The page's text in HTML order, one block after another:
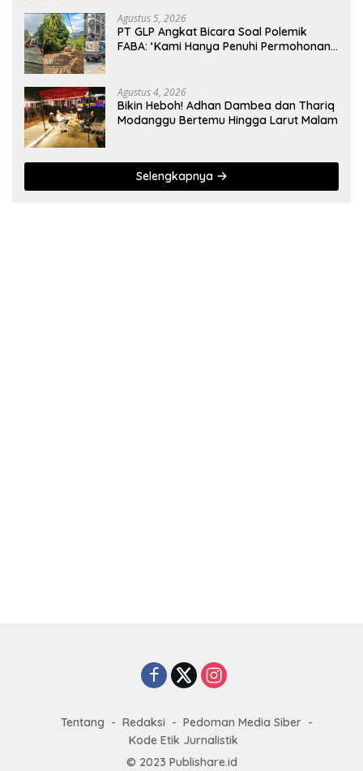
Agustus 5, 2026
PT GLP Angkat Bicara Soal Polemik
FABA: ‘Kami Hanya Penuhi Permohonan
Agustus 4, 2026
Bikin Heboh! Adhan Dambea dan Thariq
Modanggu Bertemu Hingga Larut Malam
Selengkapnya
Tentang Redaksi
Pedoman Media Siber
Kode Etik Jurnalistik
© 2023 Publishare.id